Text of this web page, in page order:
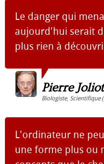
Le danger qui
aujourd'hui serait
plus rien à
Pierre
Biologiste, Scientifique
L'ordinateur ne
une forme plus ou